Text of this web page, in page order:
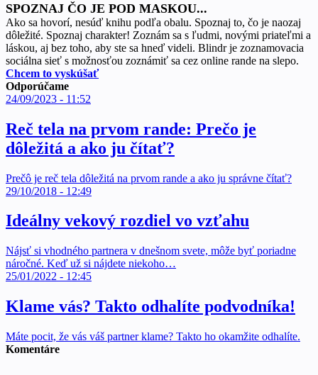
SPOZNAJ ČO JE POD MASKOU...
Ako sa hovorí, nesúď knihu podľa obalu. Spoznaj to, čo je naozaj
dôležité. Spoznaj charakter! Zoznám sa s ľudmi, novými priateľmi a
láskou, aj bez toho, aby ste sa hneď videli. Blindr je zoznamovacia
sociálna sieť s možnosťou zoznámiť sa cez online rande na slepo.
Chcem to vyskúšať
Odporúčame
24/09/2023 - 11:52
Reč tela na prvom rande: Prečo je
dôležitá a ako ju čítať?
Prečô je reč tela dôležitá na prvom rande a ako ju správne čítať?
29/10/2018 - 12:49
Ideálny vekový rozdiel vo vzťahu
Nájsť si vhodného partnera v dnešnom svete, môže byť poriadne
náročné. Keď už si nájdete niekoho…
25/01/2022 - 12:45
Klame vás? Takto odhalíte podvodníka!
Máte pocit, že vás váš partner klame? Takto ho okamžite odhalíte.
Komentáre